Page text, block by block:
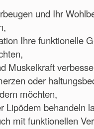
und Ihr
Ihre funktionelle
Muskelkraft
oder
möchten,
Lipödem behandeln
mit funktionellen